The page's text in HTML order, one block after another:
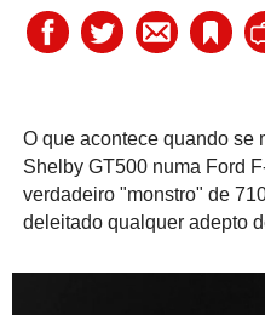
O que acontece quando se
Shelby GT500 numa Ford
verdadeiro "monstro" de
deleitado qualquer adepto